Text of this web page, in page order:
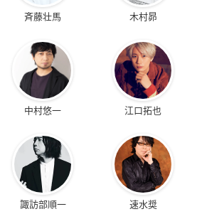
斉藤壮馬 木村昴
中村悠一 江口拓也
諏訪部順一 速水奨